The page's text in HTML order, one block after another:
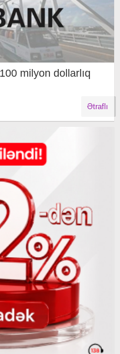
milyon dollarlıq
Ətraflı